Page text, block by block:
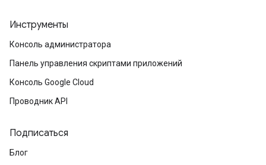
Инструменты
Консоль администратора
Панель управления скриптами приложений
Консоль Google Cloud
Проводник API
Подписаться
Блог